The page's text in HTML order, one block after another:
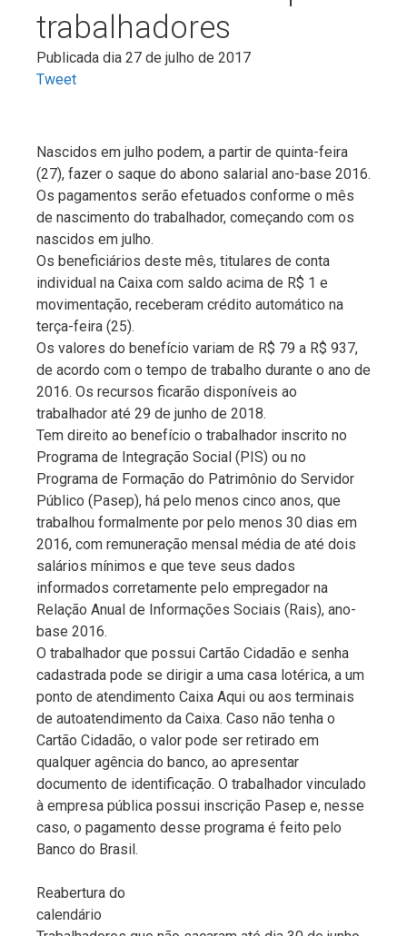
trabalhadores
Publicada dia 27 de julho de 2017
Tweet
Nascidos em julho podem, a partir de quinta-feira
(27), fazer o saque do abono salarial ano-base 2016.
Os pagamentos serão efetuados conforme o mês
de nascimento do trabalhador, começando com os
nascidos em julho.
Os beneficiários deste mês, titulares de conta
individual na Caixa com saldo acima de R$ 1 e
movimentação, receberam crédito automático na
terça-feira (25).
Os valores do benefício variam de R$ 79 a R$ 937,
de acordo com o tempo de trabalho durante o ano de
2016. Os recursos ficarão disponíveis ao
trabalhador até 29 de junho de 2018.
Tem direito ao benefício o trabalhador inscrito no
Programa de Integração Social (PIS) ou no
Programa de Formação do Patrimônio do Servidor
Público (Pasep), há pelo menos cinco anos, que
trabalhou formalmente por pelo menos 30 dias em
2016, com remuneração mensal média de até dois
salários mínimos e que teve seus dados
informados corretamente pelo empregador na
Relação Anual de Informações Sociais (Rais), ano-
base 2016.
O trabalhador que possui Cartão Cidadão e senha
cadastrada pode se dirigir a uma casa lotérica, a um
ponto de atendimento Caixa Aqui ou aos terminais
de autoatendimento da Caixa. Caso não tenha o
Cartão Cidadão, o valor pode ser retirado em
qualquer agência do banco, ao apresentar
documento de identificação. O trabalhador vinculado
à empresa pública possui inscrição Pasep e, nesse
caso, o pagamento desse programa é feito pelo
Banco do Brasil.
Reabertura do
calendário